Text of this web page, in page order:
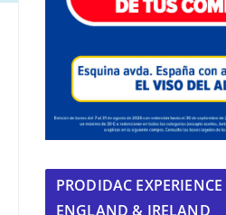
PRODIDAC
ENGLAND & IRELAND